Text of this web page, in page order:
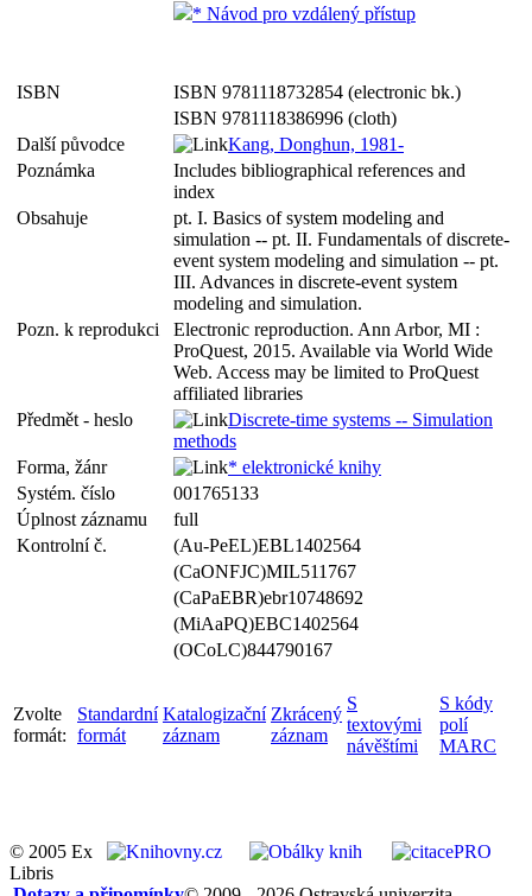
* Návod pro vzdálený přístup
ISBN
ISBN 9781118732854 (electronic bk.)
ISBN 9781118386996 (cloth)
Další původce
Kang, Donghun, 1981-
Poznámka
Includes bibliographical references and
index
Obsahuje
pt. I. Basics of system modeling and
simulation -- pt. II. Fundamentals of discrete-
event system modeling and simulation -- pt.
III. Advances in discrete-event system
modeling and simulation.
Pozn. k reprodukci
Electronic reproduction. Ann Arbor, MI :
ProQuest, 2015. Available via World Wide
Web. Access may be limited to ProQuest
affiliated libraries
Předmět - heslo
Discrete-time systems -- Simulation
methods
Forma, žánr
* elektronické knihy
Systém. číslo
001765133
Úplnost záznamu
full
Kontrolní č.
(Au-PeEL)EBL1402564
(CaONFJC)MIL511767
(CaPaEBR)ebr10748692
(MiAaPQ)EBC1402564
(OCoLC)844790167
Zvolte
formát:
Standardní
formát
Katalogizační
záznam
Zkrácený
záznam
S
textovými
návěštími
S kódy
polí
MARC
© 2005 Ex
Libris